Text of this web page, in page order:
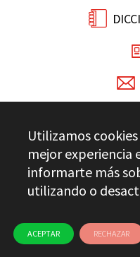
CONTROL DE CALIDAD
PRIVACIDAD
Utilizamos
mejor experiencia
informarte más
utilizando o
ACEPTAR RECHAZAR